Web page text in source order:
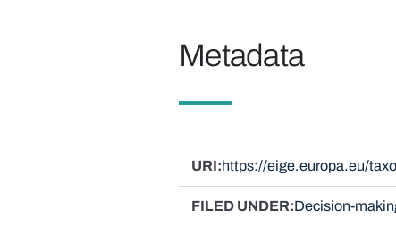
Metadata
URI https://eige.europa.eu/
FILED UNDER Decision-